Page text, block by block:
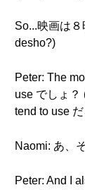
So...映画は
desho?)
Peter: The
use でしょ？
tend to use
Naomi: あ、
Peter: And I